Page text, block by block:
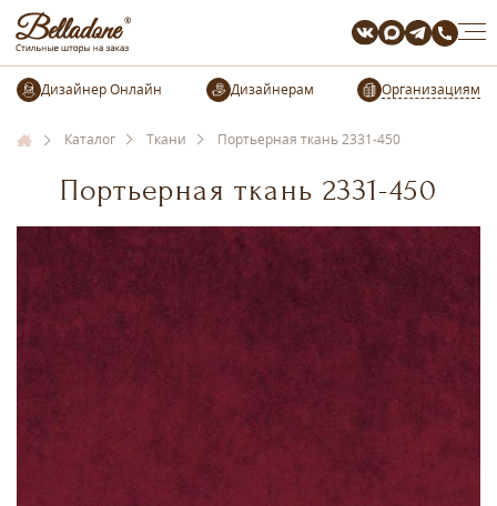
Организациям
Каталог Ткани Портьерная ткань 2331-450
Портьерная ткань 2331-450